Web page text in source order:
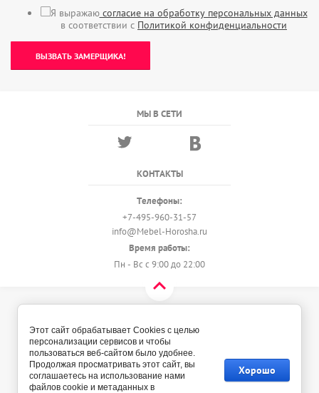
Я выражаюсогласие на обработку персональных данных
в соответствии с Политикой конфиденциальности
ВЫЗВАТЬ ЗАМЕРЩИКА!
МЫ В СЕТИ
КОНТАКТЫ
Телефоны:
+7-495-960-31-57
info@Mebel-Horosha.ru
Время работы:
Пн - Вс с 9:00 до 22:00
Политика конфиденциальности
Этот сайт обрабатывает Cookies с целью
персонализации сервисов и чтобы
пользоваться веб-сайтом было удобнее.
Продолжая просматривать этот сайт, вы
соглашаетесь на использование нами
файлов cookie и метаданных в
Хорошо